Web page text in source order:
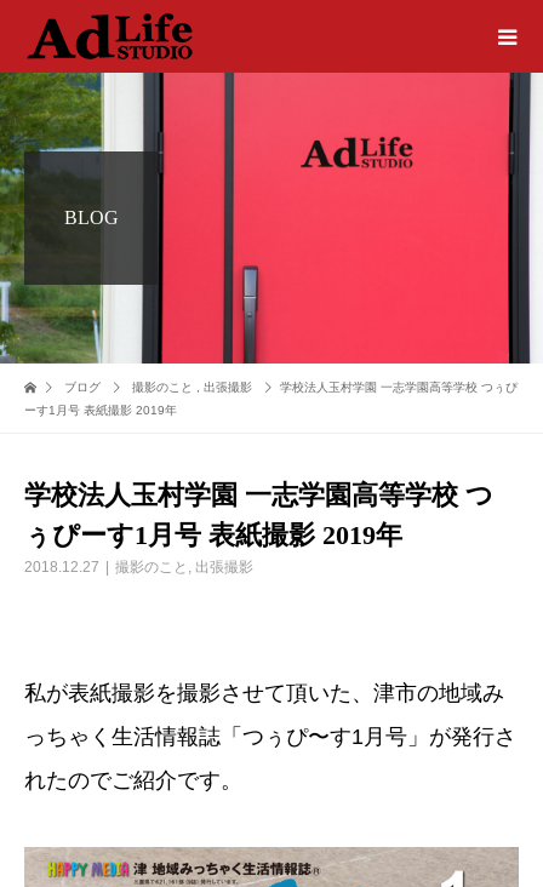
BLOG
ブログ 撮影のこと 出張撮影
学校法人玉村学園 一志学園高等学校 つぅぴ
ーす1月号 表紙撮影 2019年
学校法人玉村学園 一志学園高等学校 つ
ぅぴーす1月号 表紙撮影 2019年
2018.12.27 撮影のこと , 出張撮影
私が表紙撮影を撮影させて頂いた、津市の地域み
っちゃく生活情報誌「つぅぴ〜す1月号」が発行さ
れたのでご紹介です。